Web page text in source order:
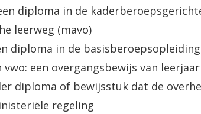
diploma in de
leerweg (mavo)
diploma in de
vwo: een overgangsbewijs van
diploma of bewijsstuk dat de
regeling